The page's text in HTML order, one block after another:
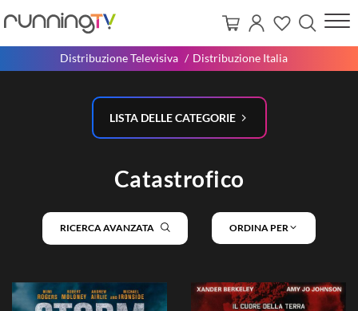
Distribuzione Televisiva Distribuzione Italia
LISTA DELLE CATEGORIE
Catastrofico
RICERCA AVANZATA ORDINA PER